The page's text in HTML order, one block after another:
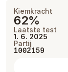
Kiemkracht
62%
Laatste test
1. 6. 2025
Partij
1002159